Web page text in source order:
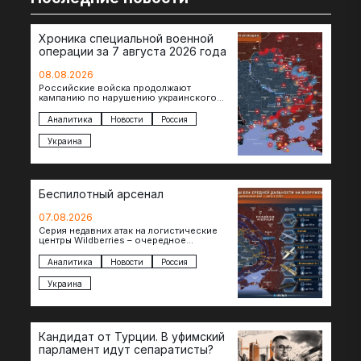
Хроника специальной военной
операции за 7 августа 2026 года
08.08.2026
Российские войска продолжают
кампанию по нарушению украинского
сегодня атакованы еще по меньшей мере
два…
Аналитика Новости Россия
Украина
Беспилотный арсенал
07.08.2026
Серия недавних атак на логистические
центры Wildberries – очередное
российского тыла. И суть здесь даже не…
Аналитика Новости Россия
Украина
Кандидат от Турции. В уфимский
парламент идут сепаратисты?